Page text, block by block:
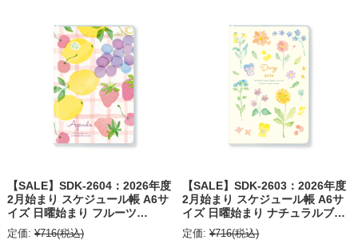
【SALE】SDK-2604：2026年度
2月始まり スケジュール帳 A6サ
イズ 日曜始まり フルーツ
〔OZ_S〕
定価: ¥716(税込)
【SALE】SDK-2603：2026年度
2月始まり スケジュール帳 A6サ
イズ 日曜始まり ナチュラルブー
ケ〔OZ_S〕
定価: ¥716(税込)